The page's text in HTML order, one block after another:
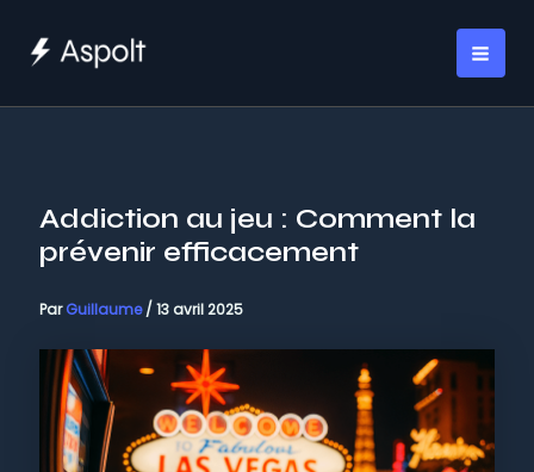
Addiction au jeu : Comment la
prévenir efficacement
ParGuillaume/13 avril 2025